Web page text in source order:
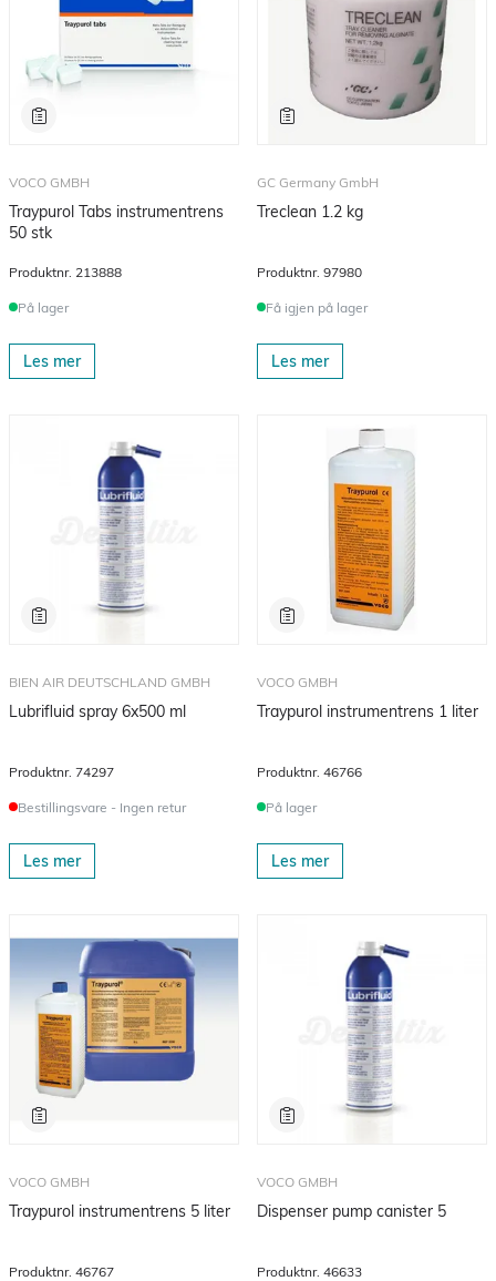
VOCO GMBH
Traypurol Tabs instrumentrens
50 stk
Produktnr. 213888
På lager
Les mer
GC Germany GmbH
Treclean 1.2 kg
Produktnr. 97980
Få igjen på lager
Les mer
BIEN AIR DEUTSCHLAND GMBH
Lubrifluid spray 6x500 ml
Produktnr. 74297
Bestillingsvare - Ingen retur
Les mer
VOCO GMBH
Traypurol instrumentrens 1 liter
Produktnr. 46766
På lager
Les mer
VOCO GMBH
Traypurol instrumentrens 5 liter
Produktnr. 46767
VOCO GMBH
Dispenser pump canister 5
Produktnr. 46633